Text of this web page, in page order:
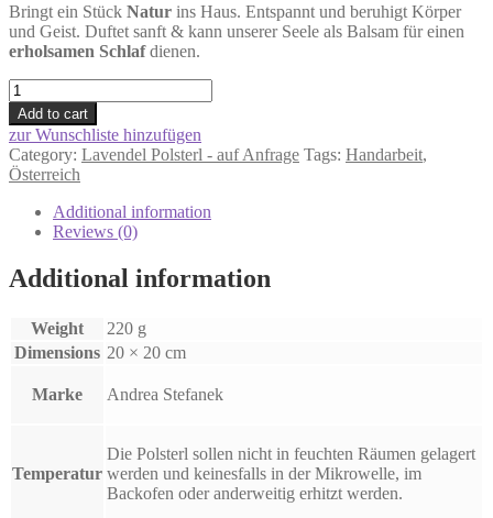
Bringt ein Stück Natur ins Haus. Entspannt und beruhigt Körper
und Geist. Duftet sanft & kann unserer Seele als Balsam für einen
erholsamen Schlafdienen.
Lavendel
Duft-
Polsterl
20x20cm
-
"weitere
Motive"
nach
Verfügbarkeitauf
Anfrage
quantity
Add to cart
zur Wunschliste hinzufügen
Category: Lavendel Polsterl - auf Anfrage Tags: Handarbeit,
Österreich
Additional information
Reviews (0)
Additional information
Weight
220 g
Dimensions 20 × 20 cm
Marke Andrea Stefanek
Temperatur
Die Polsterl sollen nicht in feuchten Räumen gelagert
werden und keinesfalls in der Mikrowelle, im
Backofen oder anderweitig erhitzt werden.